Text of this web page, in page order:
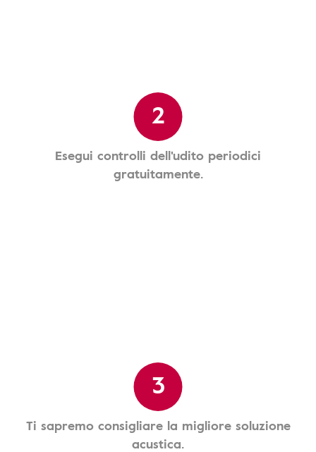
2
Esegui controlli dell'udito periodici
gratuitamente.
3
Ti sapremo consigliare la migliore soluzione
acustica.